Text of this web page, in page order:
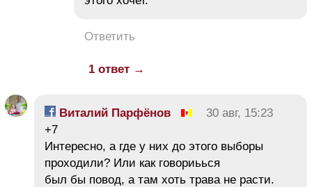
Ответить
1 ответ →
Виталий Парфёнов
30 авг, 15:23
+7
Интересно, а где у них до этого выборы
проходили? Или как говориьься
был бы повод, а там хоть трава не расти.